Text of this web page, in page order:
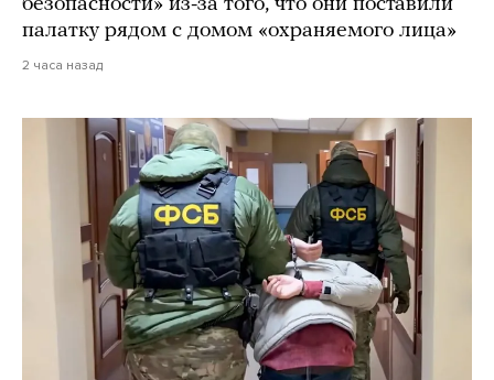
безопасности» из-за того, что они поставили
палатку рядом с домом «охраняемого лица»
2 часа назад